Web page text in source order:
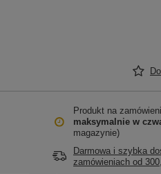
Produkt na
maksymalnie w
magazynie)
Darmowa i szybka
zamówieniach od